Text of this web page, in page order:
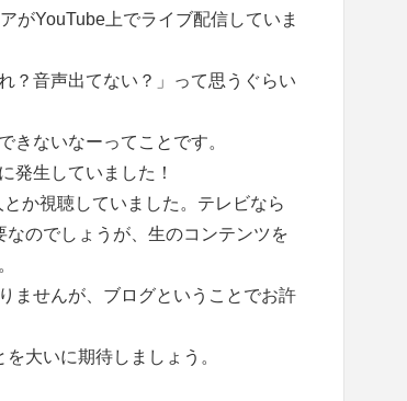
がYouTube上でライブ配信していま
？音声出てない？」って思うぐらい
きないなーってことです。
発生していました！
か視聴していました。テレビなら
のでしょうが、生のコンテンツを
ませんが、ブログということでお許
大いに期待しましょう。